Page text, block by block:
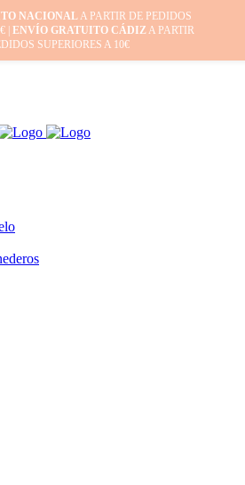
NACIONALA PARTIR DE PEDIDOS
| ENVÍO GRATUITO CÁDIZA PARTIR
SUPERIORES A 10€